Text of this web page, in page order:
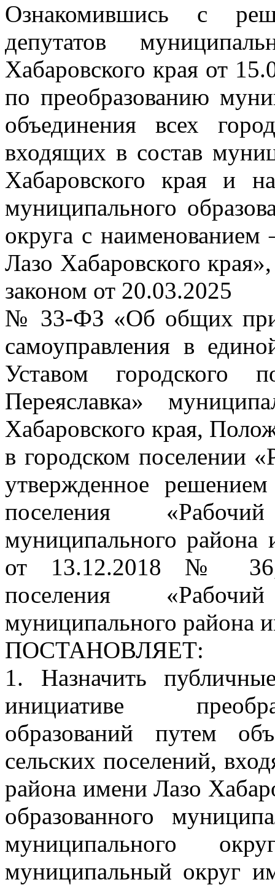
Ознакомившись с
депутатов
Хабаровского края от
по преобразованию
объединения всех
входящих в состав
Хабаровского края и
муниципального
округа с
Лазо Хабаровского
законом от 20.03.2025
№ 33-ФЗ «Об общих
самоуправления в
Уставом городского
Переяславка»
Хабаровского края,
в городском поселении
утвержденное решением
поселения
муниципального района
от 13.12.2018 № 36,
поселения
муниципального района
ПОСТАНОВЛЯЕТ:
1. Назначить
инициативе
образований путем
сельских поселений,
района имени Лазо
образованного
муниципального
муниципальный округ